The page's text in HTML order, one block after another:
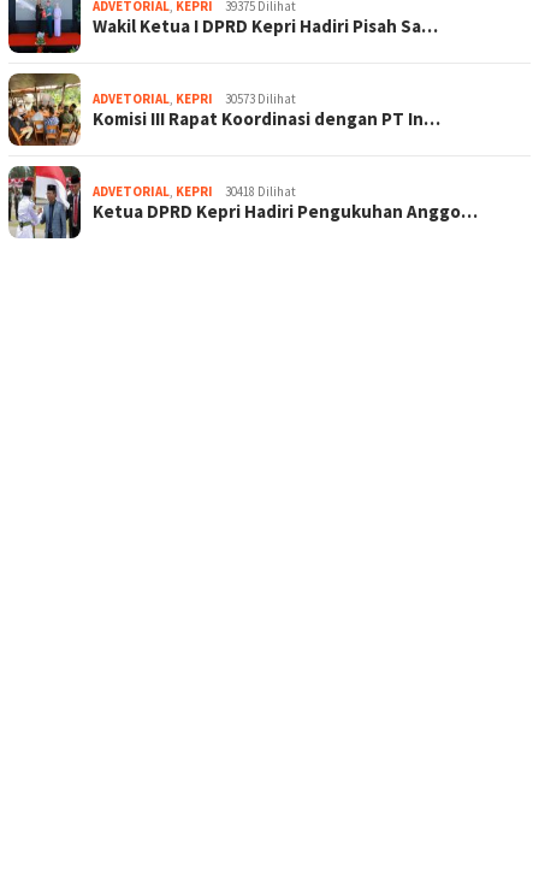
ADVETORIAL KEPRI 39375 Dilihat
Wakil Ketua I DPRD Kepri Hadiri Pisah Sa…
ADVETORIAL KEPRI 30573 Dilihat
Komisi III Rapat Koordinasi dengan PT In…
ADVETORIAL KEPRI 30418 Dilihat
Ketua DPRD Kepri Hadiri Pengukuhan Anggo…